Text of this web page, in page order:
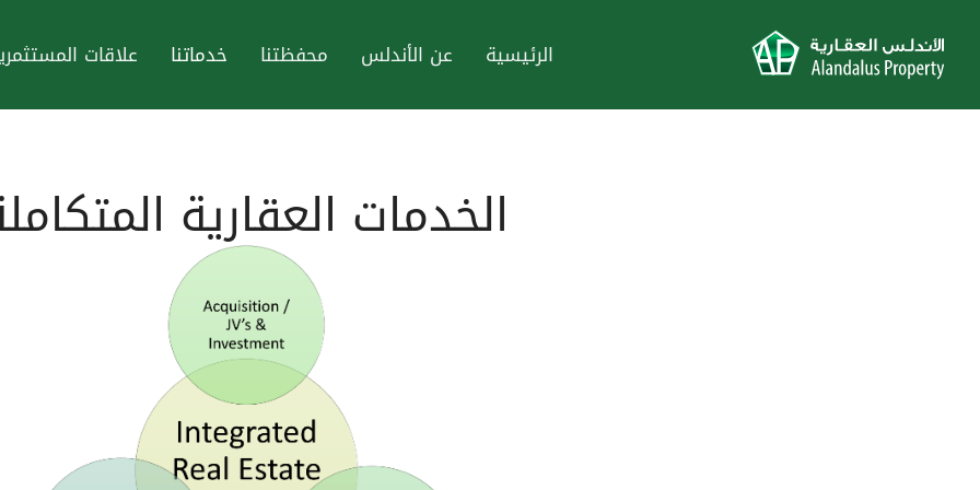
الرئيسية عن الأندلس محفظتنا خدماتنا علاقات
الخدمات العقارية